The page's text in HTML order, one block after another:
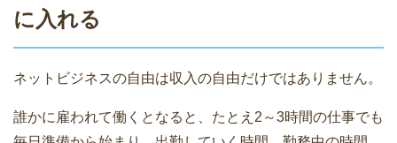
に入れる
ネットビジネスの自由は収入の自由だけではありません。
誰かに雇われて働くとなると、たとえ2～3時間の仕事でも